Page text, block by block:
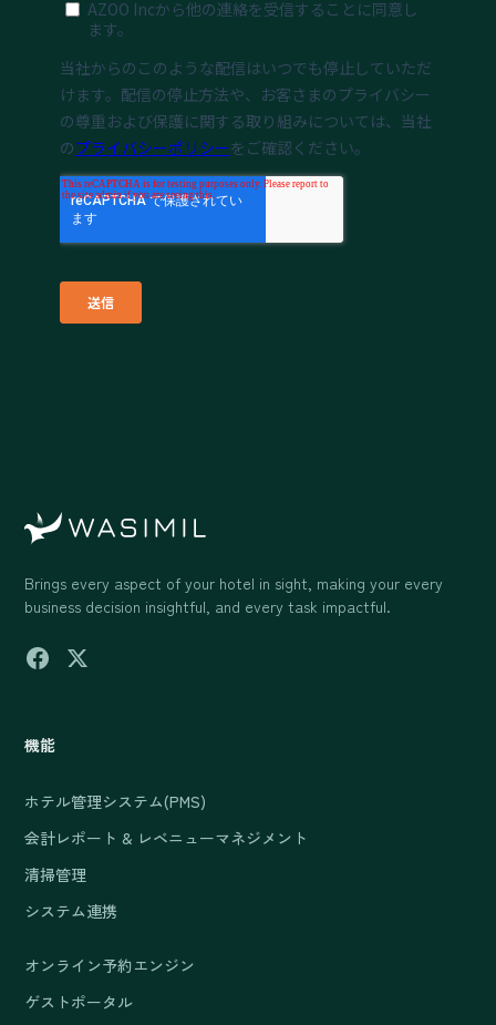
Brings every aspect of your hotel in sight, making your every
business decision insightful, and every task impactful.
機能
ホテル管理システム(PMS)
会計レポート & レベニューマネジメント
清掃管理
システム連携
オンライン予約エンジン
ゲストポータル